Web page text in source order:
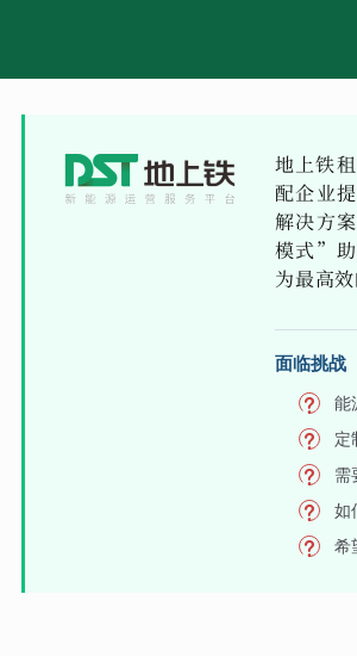
地上铁
配企业
解决方
模式”
为最高
面临挑战
能
定
需
如
希